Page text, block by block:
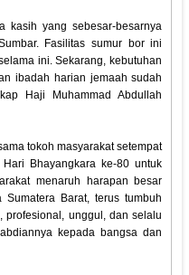
kasih yang sebesar-besarnya
Fasilitas sumur bor ini
ini. Sekarang, kebutuhan
ibadah harian jemaah sudah
Haji Muhammad Abdullah
tokoh masyarakat setempat
Bhayangkara ke-80 untuk
menaruh harapan besar
Barat, terus tumbuh
profesional, unggul, dan selalu
kepada bangsa dan